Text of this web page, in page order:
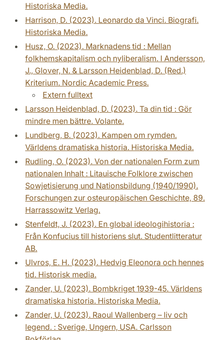
Historiska Media.
Harrison, D. (2023). Leonardo da Vinci. Biografi.
Historiska Media.
Husz, O. (2023). Marknadens tid : Mellan
folkhemskapitalism och nyliberalism. I Andersson,
J., Glover, N. & Larsson Heidenblad, D. (Red.)
Kriterium. Nordic Academic Press.
Extern fulltext
Larsson Heidenblad, D. (2023). Ta din tid : Gör
mindre men bättre. Volante.
Lundberg, B. (2023). Kampen om rymden.
Världens dramatiska historia. Historiska Media.
Rudling, O. (2023). Von der nationalen Form zum
nationalen Inhalt : Litauische Folklore zwischen
Sowjetisierung und Nationsbildung (1940/1990).
Forschungen zur osteuropäischen Geschichte, 89.
Harrassowitz Verlag.
Stenfeldt, J. (2023). En global ideologihistoria :
Från Konfucius till historiens slut. Studentlitteratur
AB.
Ulvros, E. H. (2023). Hedvig Eleonora och hennes
tid. Historisk media.
Zander, U. (2023). Bombkriget 1939-45. Världens
dramatiska historia. Historiska Media.
Zander, U. (2023). Raoul Wallenberg – liv och
legend. : Sverige, Ungern, USA. Carlsson